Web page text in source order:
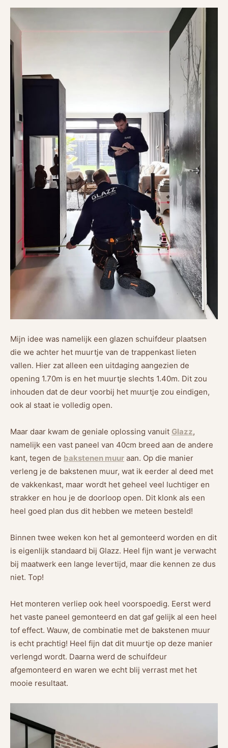
Mijn idee was namelijk een glazen schuifdeur plaatsen
die we achter het muurtje van de trappenkast lieten
vallen. Hier zat alleen een uitdaging aangezien de
opening 1.70m is en het muurtje slechts 1.40m. Dit zou
inhouden dat de deur voorbij het muurtje zou eindigen,
ook al staat ie volledig open.
Maar daar kwam de geniale oplossing vanuit Glazz,
namelijk een vast paneel van 40cm breed aan de andere
kant, tegen de bakstenen muur aan. Op die manier
verleng je de bakstenen muur, wat ik eerder al deed met
de vakkenkast, maar wordt het geheel veel luchtiger en
strakker en hou je de doorloop open. Dit klonk als een
heel goed plan dus dit hebben we meteen besteld!
Binnen twee weken kon het al gemonteerd worden en dit
is eigenlijk standaard bij Glazz. Heel fijn want je verwacht
bij maatwerk een lange levertijd, maar die kennen ze dus
niet. Top!
Het monteren verliep ook heel voorspoedig. Eerst werd
het vaste paneel gemonteerd en dat gaf gelijk al een heel
tof effect. Wauw, de combinatie met de bakstenen muur
is echt prachtig! Heel fijn dat dit muurtje op deze manier
verlengd wordt. Daarna werd de schuifdeur
afgemonteerd en waren we echt blij verrast met het
mooie resultaat.